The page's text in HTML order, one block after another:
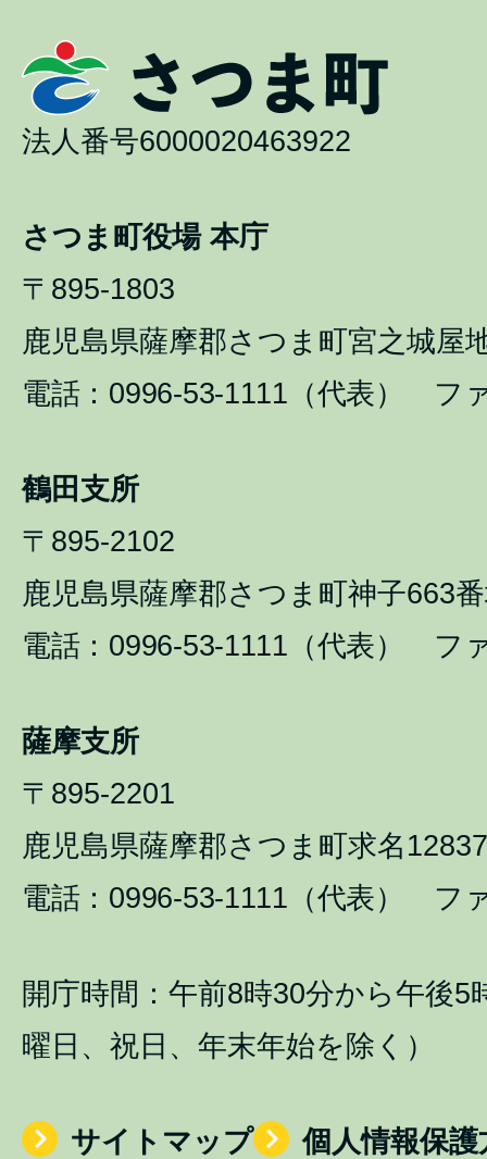
法人番号6000020463922
さつま町役場 本庁
〒895-1803
鹿児島県薩摩郡さつま町宮之城屋
電話：0996-53-1111（代表） フ
鶴田支所
〒895-2102
鹿児島県薩摩郡さつま町神子663
電話：0996-53-1111（代表） フ
薩摩支所
〒895-2201
鹿児島県薩摩郡さつま町求名
電話：0996-53-1111（代表） フ
開庁時間：午前8時30分から午後5
曜日、祝日、年末年始を除く）
サイトマップ
個人情報保護